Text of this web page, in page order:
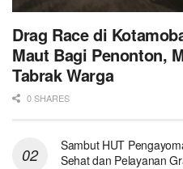
Drag Race di
Maut Bagi Penonton,
Tabrak Warga
0 SHARES
Sambut HUT
Sehat dan Pelayanan